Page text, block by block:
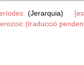
(Jerarquia)
(traducció